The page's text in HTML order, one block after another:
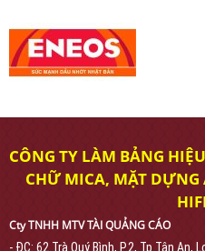
CÔNG TY LÀM BẢNG
CHỮ MICA, MẶT
Cty TNHH MTV TÀI QUẢNG CÁO
- ĐC: 62 Trà Quý Bình, P.2, Tp.Tân An,